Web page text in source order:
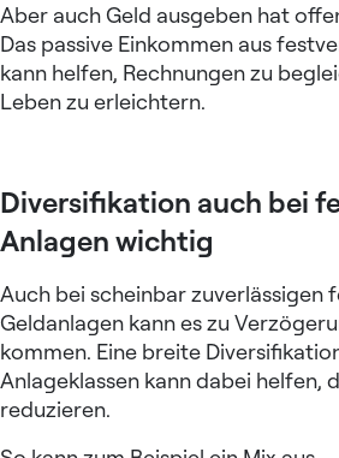
Aber auch Geld ausgeben hat
Das passive Einkommen aus
kann helfen, Rechnungen zu
Leben zu erleichtern.
Diversifikation auch bei
Anlagen wichtig
Auch bei scheinbar zuverlässigen
Geldanlagen kann es zu
kommen. Eine breite
Anlageklassen kann dabei helfen,
reduzieren.